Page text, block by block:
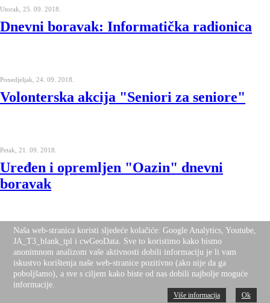
Utorak, 25. 09. 2018.
Dnevni boravak: Informatička radionica
Ponedjeljak, 24. 09. 2018.
Volonterska akcija "Seniori za seniore"
Petak, 21. 09. 2018.
Uređen i opremljen "Oazin" dnevni
boravak
Desktop Version Top
Naša web-stranica koristi sljedeće kolačiće: Google Analytics, Youtube,
JA_T3_blank_tpl i cwGeoData. Sve to koristimo kako bismo
anonimnom analizom vaše aktivnosti dobili informaciju je li vam
iskustvo korištenja naše web-stranice pozitivno (ako nije da ga
poboljšamo), a sve s ciljem kako biste od nas dobili najbolje moguće
informacije.
Više informacija Ok